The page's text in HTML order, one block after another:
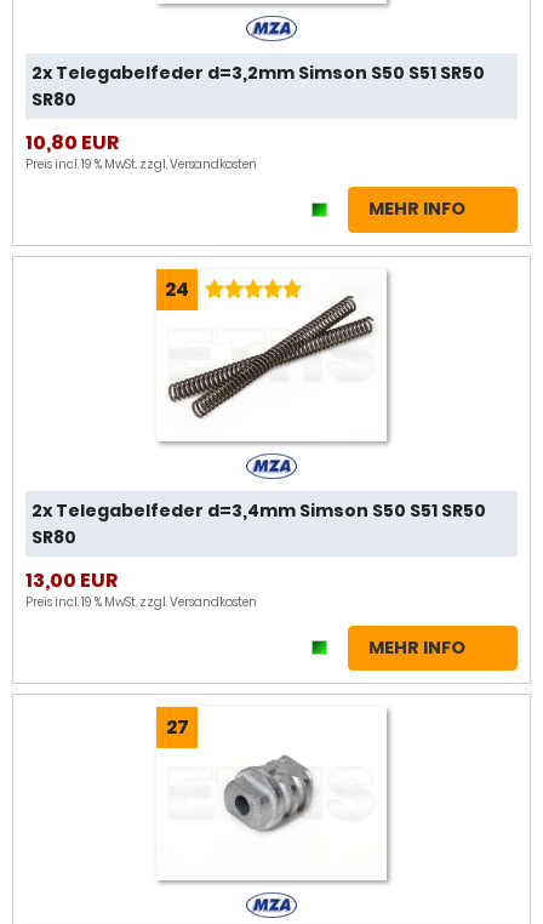
2x Telegabelfeder d=3,2mm Simson S50 S51 SR50
SR80
10,80 EUR
Preis incl. 19 % MwSt. zzgl.Versandkosten
MEHR INFO
24
2x Telegabelfeder d=3,4mm Simson S50 S51 SR50
SR80
13,00 EUR
Preis incl. 19 % MwSt. zzgl.Versandkosten
MEHR INFO
27